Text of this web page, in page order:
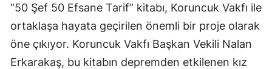
“50 Şef 50 Efsane Tarif” kitabı, Koruncuk Vakfı ile
ortaklaşa hayata geçirilen önemli bir proje olarak
öne çıkıyor. Koruncuk Vakfı Başkan Vekili Nalan
Erkarakaş, bu kitabın depremden etkilenen kız